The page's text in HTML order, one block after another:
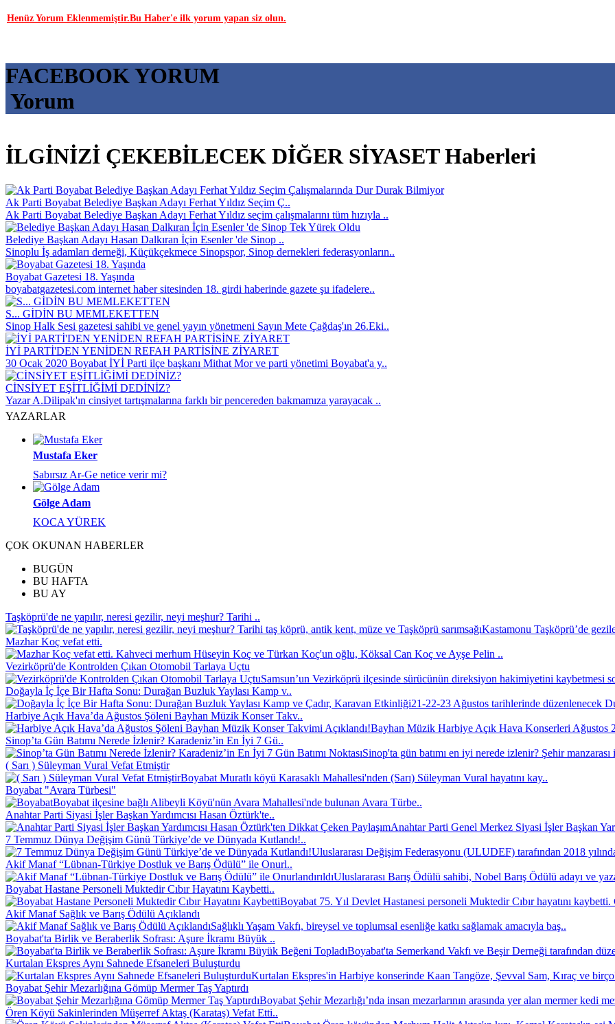
Henüz Yorum Eklenmemiştir.Bu Haber'e ilk yorum yapan siz olun.
FACEBOOK YORUM
Yorum
İLGİNİZİ ÇEKEBİLECEK DİĞER SİYASET Haberleri
Ak Parti Boyabat Belediye Başkan Adayı Ferhat Yıldız Seçim Ç..
Ak Parti Boyabat Belediye Başkan Adayı Ferhat Yıldız seçim çalışmalarını tüm hızıyla ..
Belediye Başkan Adayı Hasan Dalkıran İçin Esenler 'de Sinop ..
Sinoplu İş adamları derneği, Küçükçekmece Sinopspor, Sinop dernekleri federasyonların..
Boyabat Gazetesi 18. Yaşında
boyabatgazetesi.com internet haber sitesinden 18. girdi haberinde gazete şu ifadelere..
S... GİDİN BU MEMLEKETTEN
Sinop Halk Sesi gazetesi sahibi ve genel yayın yönetmeni Sayın Mete Çağdaş'ın 26.Eki..
İYİ PARTİ'DEN YENİDEN REFAH PARTİSİNE ZİYARET
30 Ocak 2020 Boyabat İYİ Parti ilçe başkanı Mithat Mor ve parti yönetimi Boyabat'a y..
CİNSİYET EŞİTLİĞİMİ DEDİNİZ?
Yazar A.Dilipak'ın cinsiyet tartışmalarına farklı bir pencereden bakmamıza yarayacak ..
YAZARLAR
Mustafa Eker
Sabırsız Ar-Ge netice verir mi?
Gölge Adam
KOCA YÜREK
ÇOK OKUNAN HABERLER
BUGÜN
BU HAFTA
BU AY
Taşköprü'de ne yapılır, neresi gezilir, neyi meşhur? Tarihi ..
Kastamonu Taşköprü’de
Mazhar Koç vefat etti.
Kahveci merhum Hüseyin Koç ve Türkan Koç'un oğlu, Köksal Can Koç ve Ayşe Pelin ..
Vezirköprü'de Kontrolden Çıkan Otomobil Tarlaya Uçtu
Samsun’un Vezirköprü ilçesinde sürücünün direksiyon hakimiyetini kaybetmesi
Doğayla İç İçe Bir Hafta Sonu: Durağan Buzluk Yaylası Kamp v..
21-22-23 Ağustos tarihlerinde düzenlenecek
Harbiye Açık Hava’da Ağustos Şöleni Bayhan Müzik Konser Takv..
Bayhan Müzik Harbiye Açık Hava Konserleri Ağustos
Sinop’ta Gün Batımı Nerede İzlenir? Karadeniz’in En İyi 7 Gü..
Sinop'ta gün batımı en iyi nerede izlenir? Şehir
( Sarı ) Süleyman Vural Vefat Etmiştir
Boyabat Muratlı köyü Karasaklı Mahallesi'nden (Sarı) Süleyman Vural hayatını kay..
Boyabat "Avara Türbesi"
Boyabat ilçesine bağlı Alibeyli Köyü'nün Avara Mahallesi'nde bulunan Avara Türbe..
Anahtar Parti Siyasi İşler Başkan Yardımcısı Hasan Öztürk'te..
Anahtar Parti Genel Merkez Siyasi İşler Başkan
7 Temmuz Dünya Değişim Günü Türkiye’de ve Dünyada Kutlandı!..
Uluslararası Değişim Federasyonu (ULUDEF) tarafından 2018
Akif Manaf “Lübnan-Türkiye Dostluk ve Barış Ödülü” ile Onurl..
Uluslararası Barış Ödülü sahibi, Nobel Barış Ödülü adayı ve
Boyabat Hastane Personeli Muktedir Cıbır Hayatını Kaybetti..
Boyabat 75. Yıl Devlet Hastanesi personeli Muktedir Cıbır hayatını kaybetti.
Akif Manaf Sağlık ve Barış Ödülü Açıklandı
Sağlıklı Yaşam Vakfı, bireysel ve toplumsal esenliğe katkı sağlamak amacıyla baş..
Boyabat'ta Birlik ve Beraberlik Sofrası: Aşure İkramı Büyük ..
Boyabat'ta Semerkand Vakfı ve Beşir Derneği tarafından
Kurtalan Ekspres Aynı Sahnede Efsaneleri Buluşturdu
Kurtalan Ekspres'in Harbiye konserinde Kaan Tangöze, Şevval Sam, Kıraç ve
Boyabat Şehir Mezarlığına Gömüp Mermer Taş Yaptırdı
Boyabat Şehir Mezarlığı’nda insan mezarlarının arasında yer alan mermer kedi
Ören Köyü Sakinlerinden Müşerref Aktaş (Karataş) Vefat Etti..